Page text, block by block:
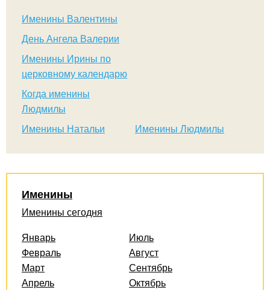
Именины Валентины
День Ангела Валерии
Именины Ирины по
церковному календарю
Когда именины
Людмилы
Именины Натальи
Именины Людмилы
Именины
Именины сегодня
Январь
Февраль
Март
Апрель
Июль
Август
Сентябрь
Октябрь